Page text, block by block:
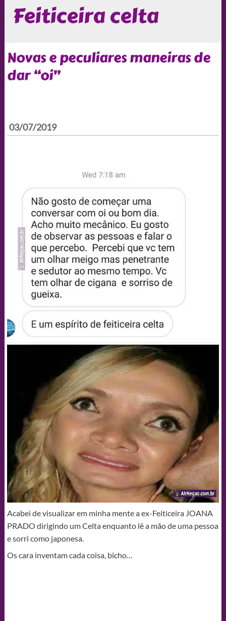
Feiticeira celta
Novas e peculiares maneiras de
dar “oi”
03/07/2019
Acabei de visualizar em minha mente a ex-Feiticeira JOANA
PRADO dirigindo um Celta enquanto lê a mão de uma pessoa
e sorri como japonesa.
Os cara inventam cada coisa, bicho…